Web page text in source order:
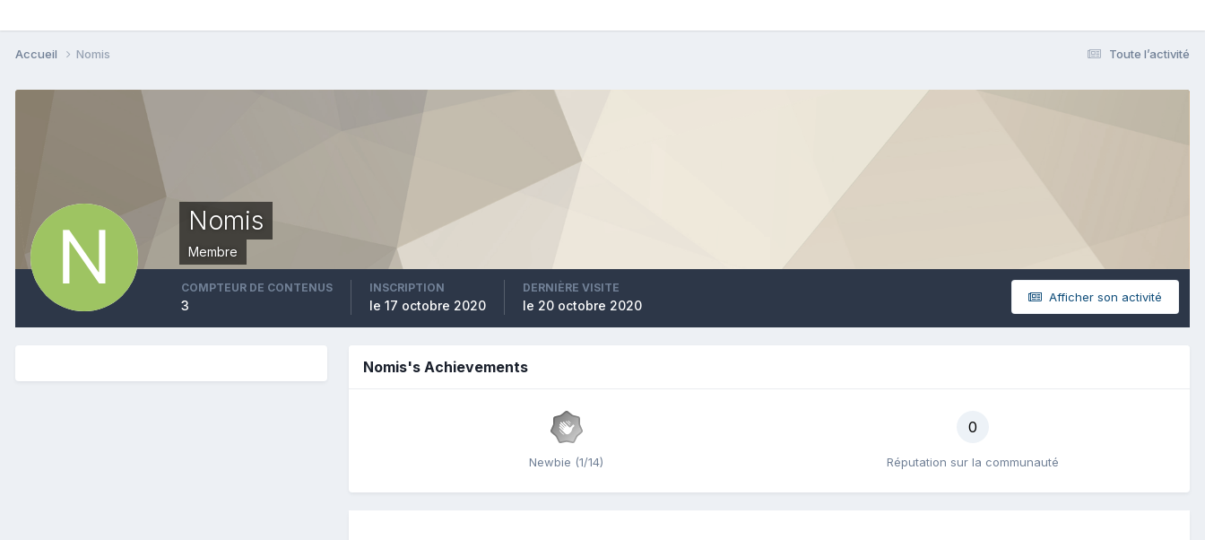
Toute l’activité
Accueil Nomis
Nomis
Membre
Afficher son activité
COMPTEUR DE CONTENUS
3
INSCRIPTION
le 17 octobre 2020
DERNIÈRE VISITE
le 20 octobre 2020
Nomis's Achievements
Newbie (1/14)
0
Réputation sur la communauté